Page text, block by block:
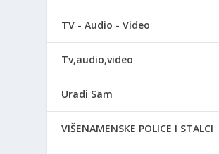
TV - Audio - Video
Tv,audio,video
Uradi Sam
VIŠENAMENSKE POLICE I STALCI